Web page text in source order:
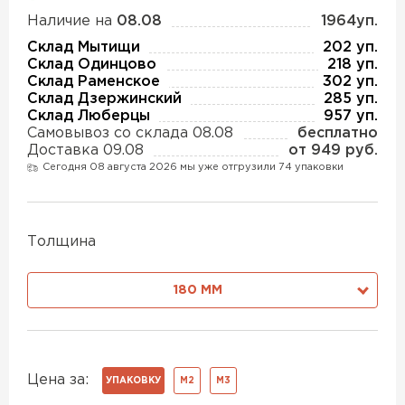
Наличие на 08.08
1964уп.
Склад Мытищи
202 уп.
Склад Одинцово
218 уп.
Склад Раменское
302 уп.
Склад Дзержинский
285 уп.
Склад Люберцы
957 уп.
Самовывоз со склада 08.08
бесплатно
Доставка 09.08
от 949 руб.
Сегодня 08 августа 2026 мы уже отгрузили 74 упаковки
Толщина
180 ММ
Цена за: УПАКОВКУ М2 М3
Утеплитель Ruspanel
ПЕРЕЙТИ
Утеплитель Юматекс
Утеплитель Теплекс
Утеплитель Дирок
Утеплитель Белтеп
Утеплитель Тизол